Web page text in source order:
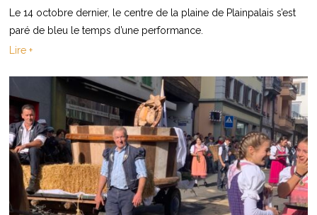
Le 14 octobre dernier, le centre de la plaine de Plainpalais s’est
paré de bleu le temps d’une performance.
Lire +